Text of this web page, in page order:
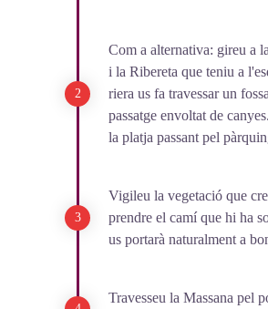
Com a alternativa: gireu a
i la Ribereta que teniu a
riera us fa travessar un
passatge envoltat de
la platja passant pel
Vigileu la vegetació que
prendre el camí que hi ha
us portarà naturalment a
Travesseu la Massana pel